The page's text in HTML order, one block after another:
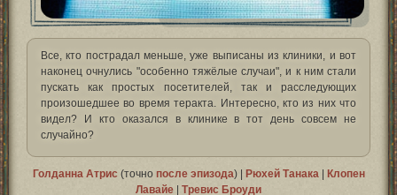
Все, кто пострадал меньше, уже выписаны из клиники, и вот
наконец очнулись "особенно тяжёлые случаи", и к ним стали
пускать как простых посетителей, так и расследующих
произошедшее во время теракта. Интересно, кто из них что
видел? И кто оказался в клинике в тот день совсем не
случайно?
Голданна Атрис(точно после эпизода) | Рюхей Танака|
Клопен
Лавайе
Тревис Броуди